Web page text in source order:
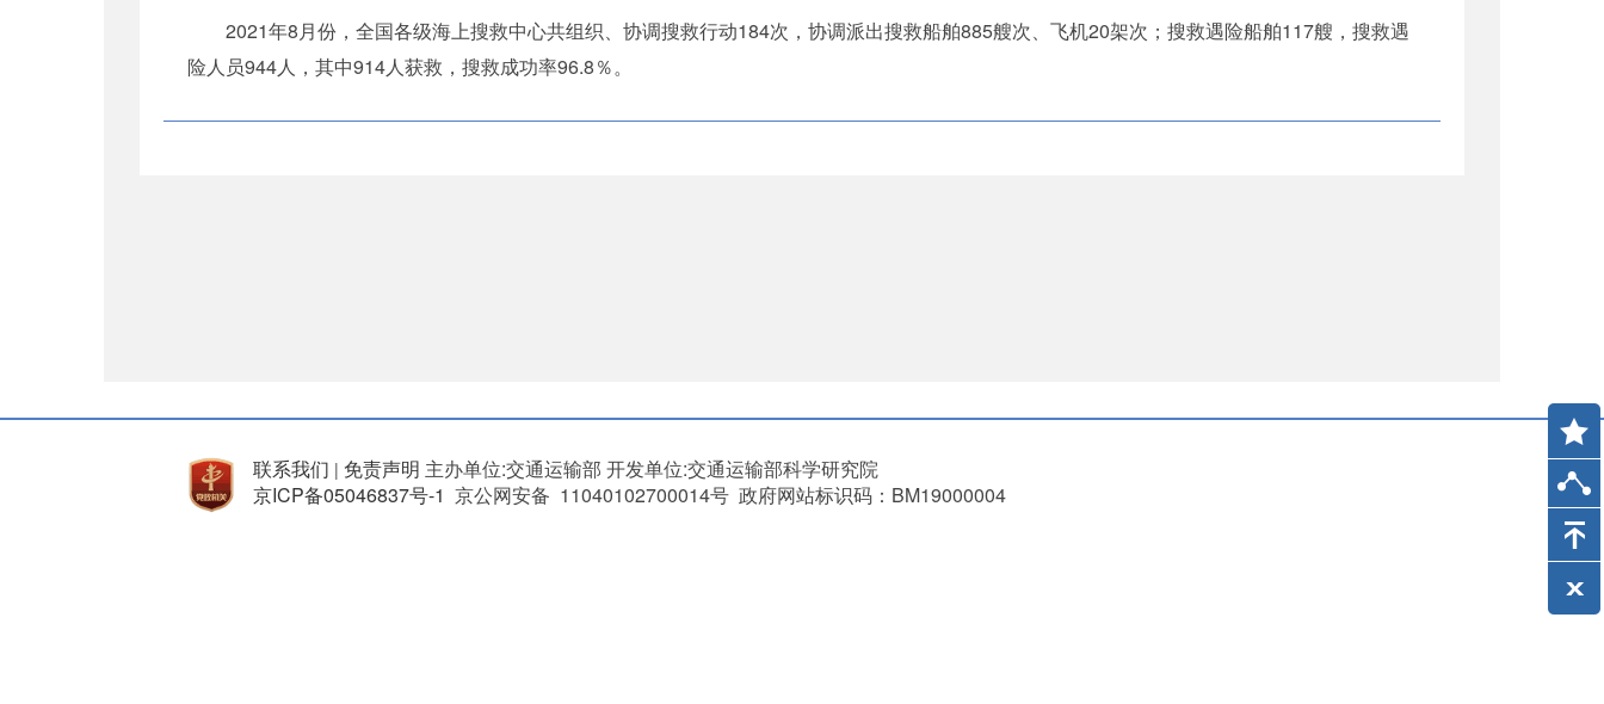
2021年8月份，全国各级海上搜救中心共组织、协调搜救行动184次，协调派出搜救船舶885艘次、飞机20架次；搜救遇险船舶117艘，搜救遇
险人员944人，其中914人获救，搜救成功率96.8％。
联系我们 | 免责声明 主办单位:交通运输部 开发单位:交通运输部科学研究院
京ICP备05046837号-1 京公网安备 11040102700014号 政府网站标识码：BM19000004